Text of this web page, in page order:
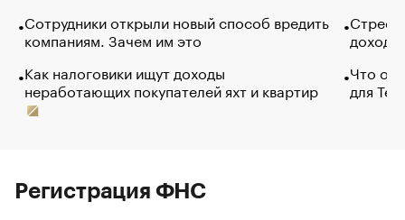
Сотрудники открыли новый способ вредить
компаниям. Зачем им это
Как налоговики ищут доходы
неработающих покупателей яхт и квартир
Что
для
Регистрация ФНС